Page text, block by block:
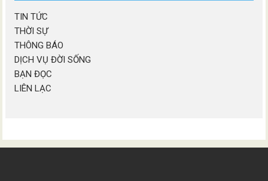
TIN TỨC
THỜI SỰ
THÔNG BÁO
DỊCH VỤ ĐỜI SỐNG
BẠN ĐỌC
LIÊN LẠC